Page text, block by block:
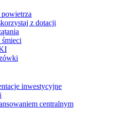
z dotacji
inwestycyjne
centralnym